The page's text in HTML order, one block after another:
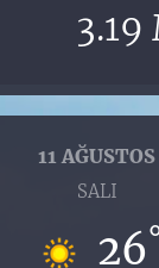
3.19
11 AĞUSTOS
SALI
26